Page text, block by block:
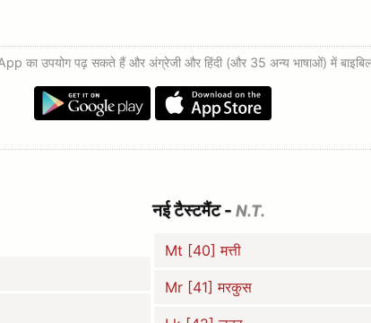
का उपयोग पढ़ सकते हैं और अंग्रेजी और हिंदी (और 35 अन्य भाषाओं) में
नई टैस्टमैंट - N.T.
Mt [40] मत्ती
Mr [41] मरकुस